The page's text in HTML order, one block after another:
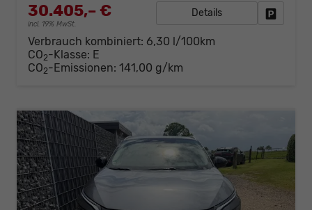
30.405,– €
incl. 19% MwSt.
Details
Verbrauch kombiniert: 6,30 l/100km
CO2-Klasse: E
CO2-Emissionen: 141,00 g/km